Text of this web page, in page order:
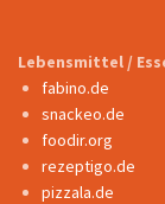
Lebensmittel /
fabino.de
snackeo.de
foodir.org
rezeptigo.de
pizzala.de